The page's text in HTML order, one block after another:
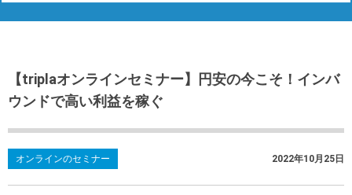
【triplaオンラインセミナー】円安の今こそ！インバ
ウンドで高い利益を稼ぐ
オンラインのセミナー 2022年10月25日